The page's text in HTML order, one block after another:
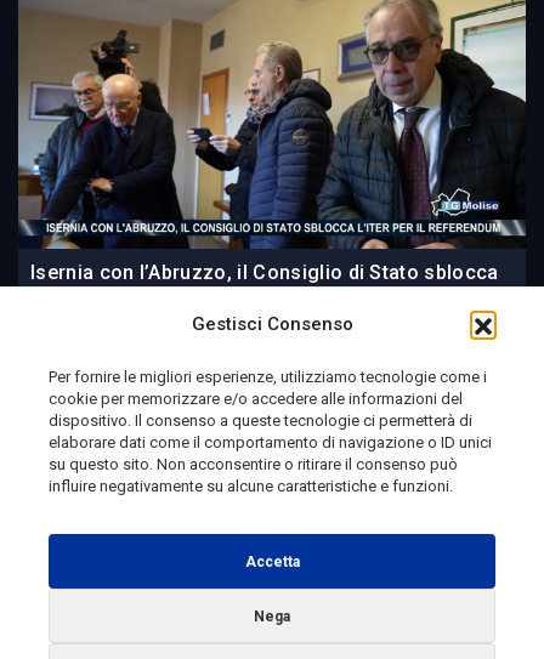
Gestisci Consenso
Per fornire le migliori esperienze, utilizziamo tecnologie come i
cookie per memorizzare e/o accedere alle informazioni del
dispositivo. Il consenso a queste tecnologie ci permetterà di
elaborare dati come il comportamento di navigazione o ID unici
su questo sito. Non acconsentire o ritirare il consenso può
influire negativamente su alcune caratteristiche e funzioni.
Accetta
Nega
Isernia con l’Abruzzo, il Consiglio di Stato sblocca
8 ore fa
Telemolise - reg. Tribunale di Campobasso n. 133 del
10/08/1982 - Direttore Responsabile:MANUELA
Testata Giornalistica Sportiva: reg. Tribunale Di
Campobasso n. 224 del 4/5/1996 - Direttore Responsabile: